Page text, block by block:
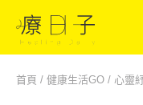
首頁 / 健康生活GO / 心靈